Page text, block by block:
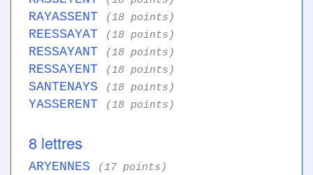
RAYASSENT (18 points)
REESSAYAT (18 points)
RESSAYANT (18 points)
RESSAYENT (18 points)
SANTENAYS (18 points)
YASSERENT (18 points)
8 lettres
ARYENNES (17 points)